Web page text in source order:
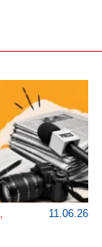
,
11.06.26